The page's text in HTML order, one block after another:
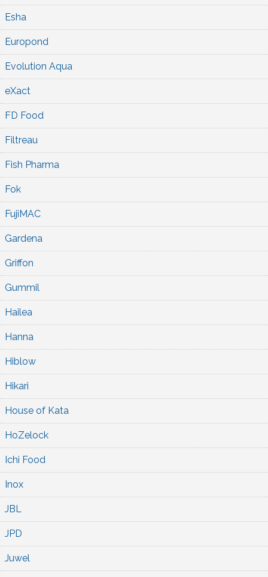
Esha
Europond
Evolution Aqua
eXact
FD Food
Filtreau
Fish Pharma
Fok
FujiMAC
Gardena
Griffon
Gummil
Hailea
Hanna
Hiblow
Hikari
House of Kata
HoZelock
Ichi Food
Inox
JBL
JPD
Juwel